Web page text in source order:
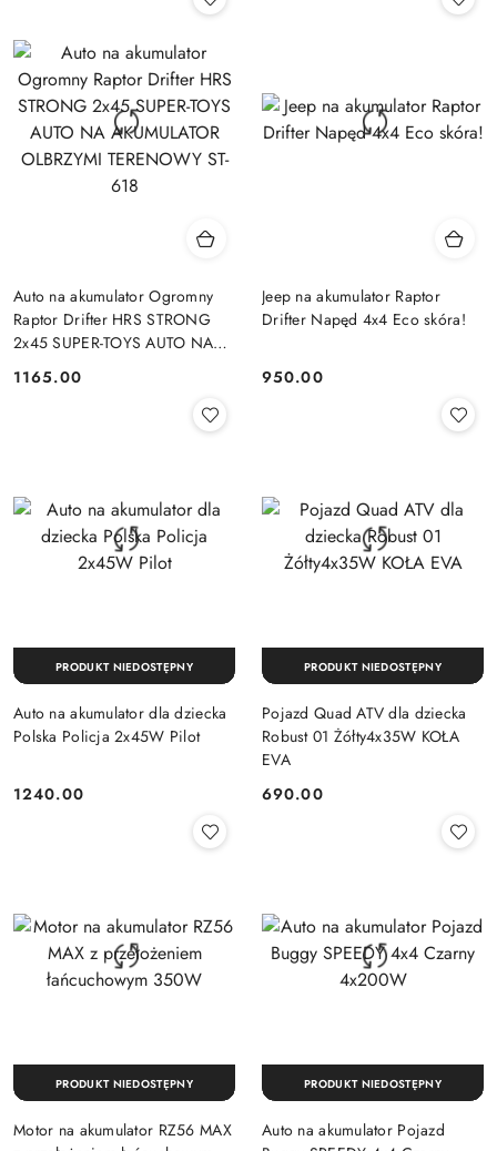
Auto na akumulator Ogromny
Raptor Drifter HRS STRONG
2x45 SUPER-TOYS AUTO NA
AKUMULATOR OLBRZYMI
TERENOWY ST-618
Cena:
1165.00
Jeep na akumulator Raptor
Drifter Napęd 4x4 Eco skóra!
Cena:
950.00
Auto na akumulator dla dziecka
Polska Policja 2x45W Pilot
Cena:
1240.00
PRODUKT NIEDOSTĘPNY
Pojazd Quad ATV dla dziecka
Robust 01 Żółty4x35W KOŁA
EVA
Cena:
690.00
PRODUKT NIEDOSTĘPNY
Motor na akumulator RZ56 MAX
PRODUKT NIEDOSTĘPNY
Auto na akumulator Pojazd
PRODUKT NIEDOSTĘPNY